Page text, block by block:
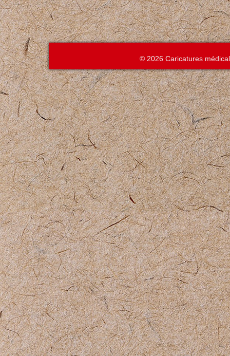
© 2026 Caricatures